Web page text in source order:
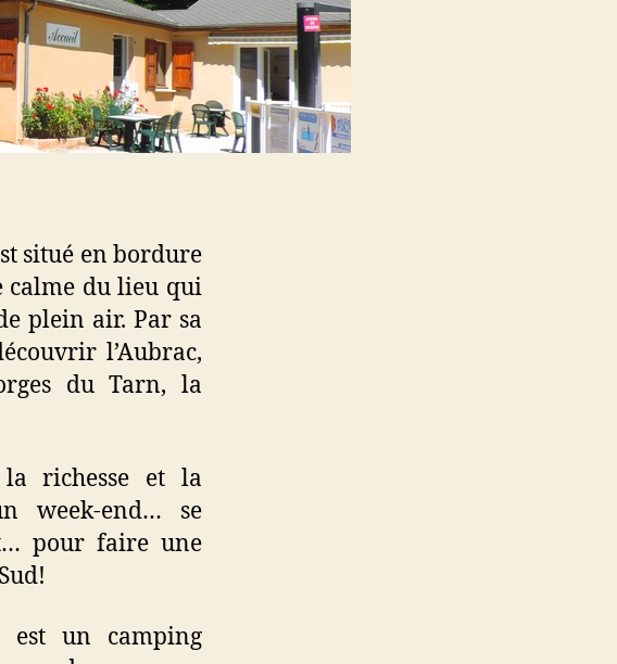
situé en bordure
calme du lieu qui
plein air. Par sa
l’Aubrac,
du Tarn, la
richesse et la
week-end… se
pour faire une
est un camping